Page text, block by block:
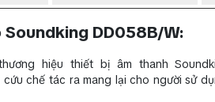
DD058B/W:
hiệu thiết bị âm thanh
chế tác ra mang lại cho người sử